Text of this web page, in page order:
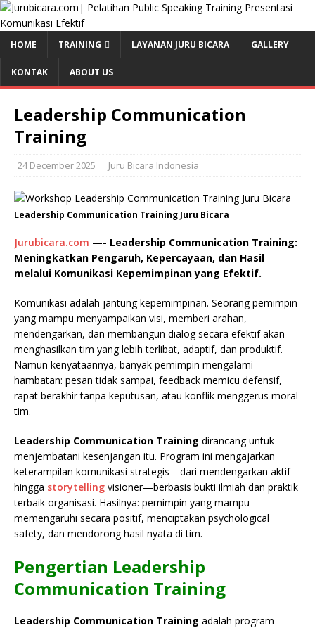
HOME TRAINING LAYANAN JURU BICARA GALLERY
KONTAK ABOUT US
Leadership Communication
Training
24 December 2025 Juru Bicara Indonesia
Leadership Communication Training Juru Bicara
Jurubicara.com —- Leadership Communication Training:
Meningkatkan Pengaruh, Kepercayaan, dan Hasil
melalui Komunikasi Kepemimpinan yang Efektif.
Komunikasi adalah jantung kepemimpinan. Seorang pemimpin
yang mampu menyampaikan visi, memberi arahan,
mendengarkan, dan membangun dialog secara efektif akan
menghasilkan tim yang lebih terlibat, adaptif, dan produktif.
Namun kenyataannya, banyak pemimpin mengalami
hambatan: pesan tidak sampai, feedback memicu defensif,
rapat berakhir tanpa keputusan, atau konflik menggerus moral
tim.
Leadership Communication Training dirancang untuk
menjembatani kesenjangan itu. Program ini mengajarkan
keterampilan komunikasi strategis—dari mendengarkan aktif
hingga storytelling visioner—berbasis bukti ilmiah dan praktik
terbaik organisasi. Hasilnya: pemimpin yang mampu
memengaruhi secara positif, menciptakan psychological
safety, dan mendorong hasil nyata di tim.
Pengertian Leadership
Communication Training
Leadership Communication Training adalah program